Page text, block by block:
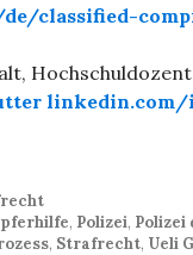
classified-
, Polizei, Polizei
, Strafrecht, Ueli